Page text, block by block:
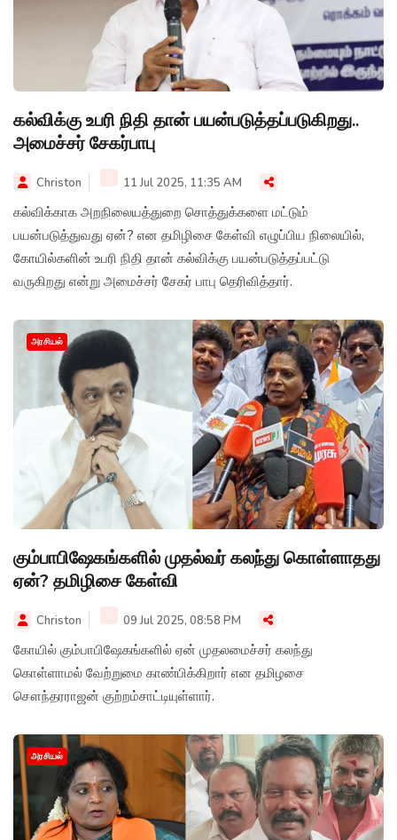
கல்விக்கு உபரி நிதி தான் பயன்படுத்தப்படுகிறது..
அமைச்சர் சேகர்பாபு
Christon 11 Jul 2025, 11:35 AM
கல்விக்காக அறநிலையத்துறை சொத்துக்களை மட்டும்
பயன்படுத்துவது ஏன்? என தமிழிசை கேள்வி எழுப்பிய நிலையில்,
கோயில்களின் உபரி நிதி தான் கல்விக்கு பயன்படுத்தப்பட்டு
வருகிறது என்று அமைச்சர் சேகர் பாபு தெரிவித்தார்.
அரசியல்
கும்பாபிஷேகங்களில் முதல்வர் கலந்து கொள்ளாதது
ஏன்? தமிழிசை கேள்வி
Christon 09 Jul 2025, 08:58 PM
கோயில் கும்பாபிஷேகங்களில் ஏன் முதலமைச்சர் கலந்து
கொள்ளாமல் வேற்றுமை காண்பிக்கிறார் என தமிழசை
சௌந்தரராஜன் குற்றம்சாட்டியுள்ளார்.
அரசியல்